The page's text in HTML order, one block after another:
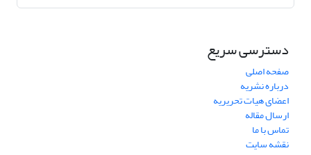
دسترسی سریع
صفحه اصلی
درباره نشریه
اعضای هیات تحریریه
ارسال مقاله
تماس با ما
نقشه سایت